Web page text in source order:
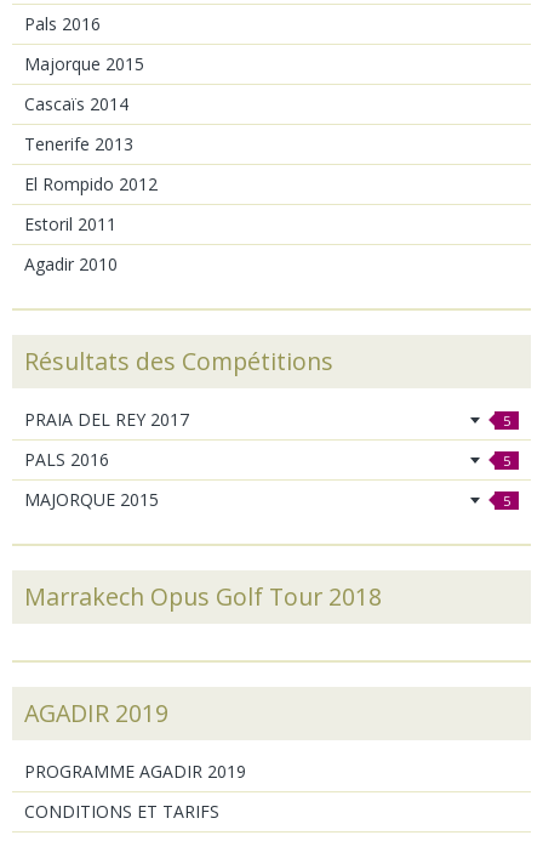
Pals 2016
Majorque 2015
Cascaïs 2014
Tenerife 2013
El Rompido 2012
Estoril 2011
Agadir 2010
Résultats des Compétitions
PRAIA DEL REY 2017 5
PALS 2016 5
MAJORQUE 2015 5
Marrakech Opus Golf Tour 2018
AGADIR 2019
PROGRAMME AGADIR 2019
CONDITIONS ET TARIFS